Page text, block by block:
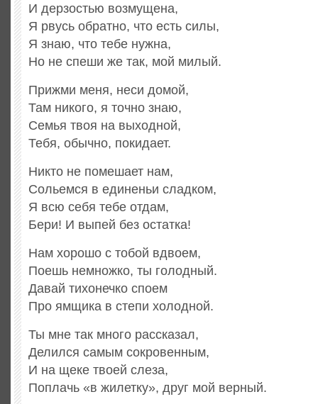
И дерзостью возмущена,
Я рвусь обратно, что есть силы,
Я знаю, что тебе нужна,
Но не спеши же так, мой милый.
Прижми меня, неси домой,
Там никого, я точно знаю,
Семья твоя на выходной,
Тебя, обычно, покидает.
Никто не помешает нам,
Сольемся в единеньи сладком,
Я всю себя тебе отдам,
Бери! И выпей без остатка!
Нам хорошо с тобой вдвоем,
Поешь немножко, ты голодный.
Давай тихонечко споем
Про ямщика в степи холодной.
Ты мне так много рассказал,
Делился самым сокровенным,
И на щеке твоей слеза,
Поплачь «в жилетку», друг мой верный.